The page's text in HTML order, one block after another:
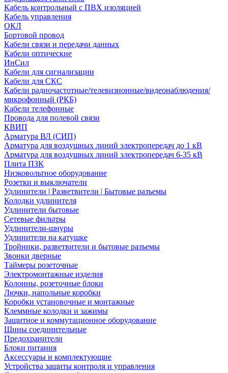
Кабель контрольный с ПВХ изоляцией
Кабель управления
ОКЛ
Бортовой провод
Кабели связи и передачи данных
Кабели оптические
ИнСил
Кабели для сигнализации
Кабели для СКС
Кабели радиочастотные/телевизионные/видеонаблюдения/
микрофонный (РКБ)
Кабели телефонные
Провода для полевой связи
КВИП
Арматура ВЛ (СИП)
Арматура для воздушных линий электропередач до 1 кВ
Арматура для воздушных линий электропередач 6-35 кВ
Плита ПЗК
Низковольтное оборудование
Розетки и выключатели
Удлинители | Разветвители | Бытовые разъемы
Колодки удлинителя
Удлинители бытовые
Сетевые фильтры
Удлинители-шнуры
Удлинители на катушке
Тройники, разветвители и бытовые разъемы
Звонки дверные
Таймеры розеточные
Электромонтажные изделия
Колонны, розеточные блоки
Лючки, напольные коробки
Коробки установочные и монтажные
Клеммные колодки и зажимы
Защитное и коммутационное оборудование
Шины соединительные
Предохранители
Блоки питания
Аксессуары и комплектующие
Устройства защиты контроля и управления